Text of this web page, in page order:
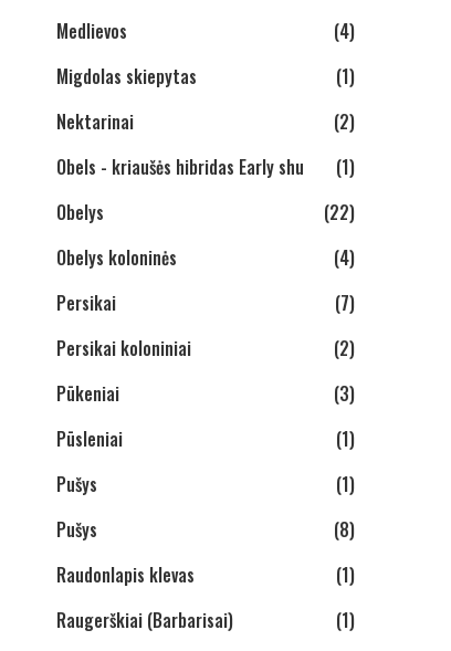
Medlievos
(4)
Migdolas skiepytas
(1)
Nektarinai
(2)
Obels - kriaušės hibridas Early shu
(1)
Obelys
(22)
Obelys koloninės
(4)
Persikai
(7)
Persikai koloniniai
(2)
Pūkeniai
(3)
Pūsleniai
(1)
Pušys
(1)
Pušys
(8)
Raudonlapis klevas
(1)
Raugerškiai (Barbarisai)
(1)